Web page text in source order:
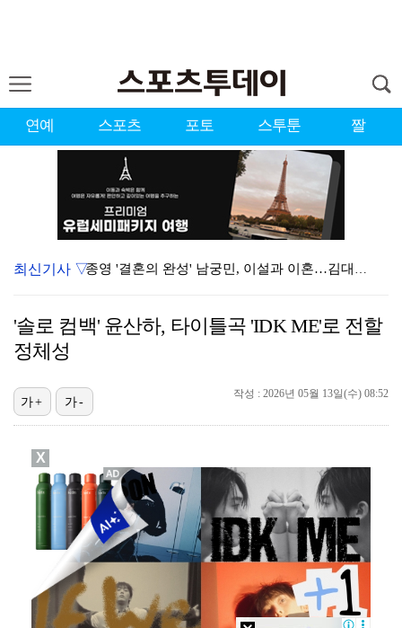
연예 스포츠 포토 스투툰 짤
종영 '결혼의 완성' 남궁민, 이설과 이혼…김대명·우지…
'미우새' 탁재훈, 50대 마지막 생일날 '아근진' 폐…
이강인 "한국 축구, 어려운 상황이지만…좋은 모습도 봐…
[ST포토] 리센느 메이, '안녕~'
한소희, 청순미 벗고 파격 탈색 머리…강렬 아우라 [스…
[ST포토] 제나, '경주공주'
[ST포토] '이강인 볼래요'... 상암월드컵경기장 메…
최신기사 ▽
'솔로 컴백' 윤산하, 타이틀곡 'IDK ME'로 전할
정체성
작성 : 2026년 05월 13일(수) 08:52
가+ 가-
X